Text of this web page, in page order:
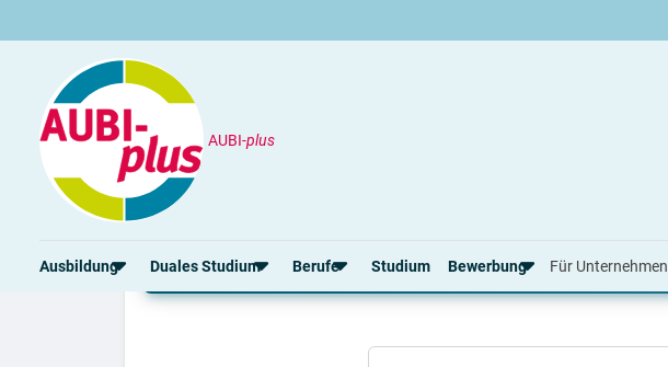
AUBI-plus
Ausbildung Duales Studium Berufe Studium Bewerbung Für Unternehmen
Ausbildung